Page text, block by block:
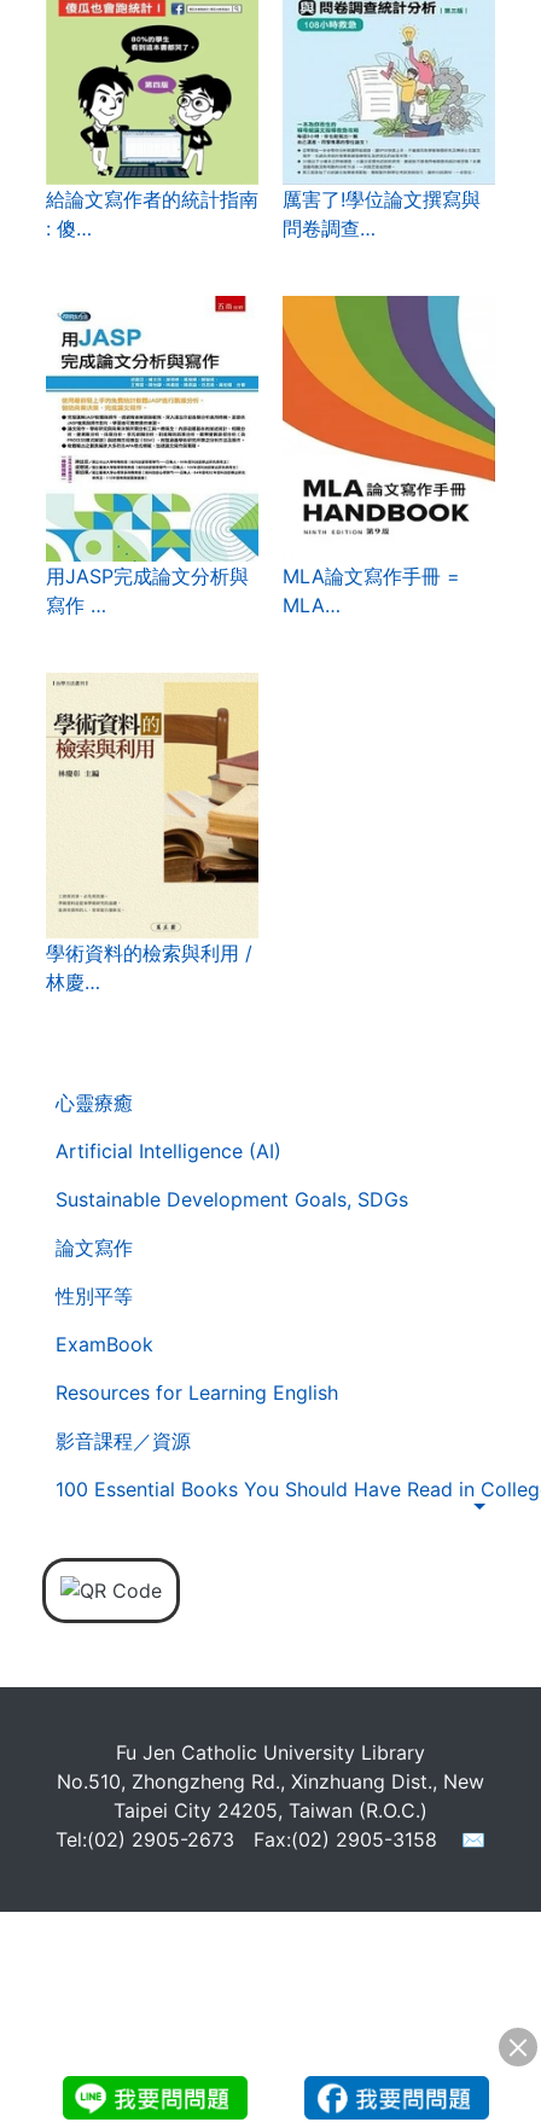
第
二
層
覽
列
心靈療癒
Artificial Intelligence (AI)
Sustainable Development Goals, SDGs
論文寫作
性別平等
ExamBook
Resources for Learning English
影音課程／資源
100 Essential Books You Should Have Read in
給論文寫作者的統計指南
: 傻…
厲害了!學位論文撰寫與
問卷調查…
用JASP完成論文分析與
寫作 …
MLA論文寫作手冊 =
MLA…
學術資料的檢索與利用 /
林慶…
Fu Jen Catholic University Library
No.510, Zhongzheng Rd., Xinzhuang Dist., New
Taipei City 24205, Taiwan (R.O.C.)
Tel:(02) 2905-2673 Fax:(02) 2905-3158 ✉